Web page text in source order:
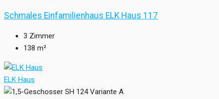
Schmales Einfamilienhaus ELK Haus 117
3 Zimmer
138 m²
ELK Haus